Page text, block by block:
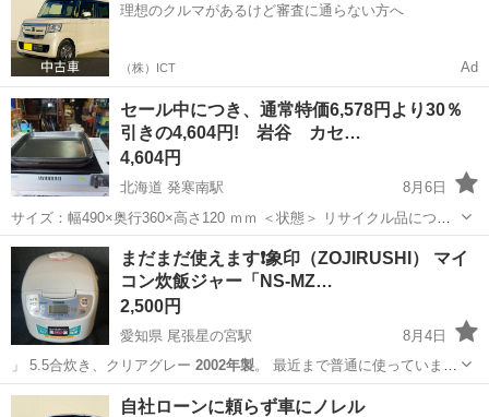
理想のクルマがあるけど審査に通らない方へ
（株）ICT Ad
セール中につき、通常特価6,578円より30％
引きの4,604円! 岩谷 カセ…
4,604円
北海道 発寒南駅
8月6日
サイズ：幅490×奥行360×高さ120 ｍｍ ＜状態＞ リサイクル品につ
き、ヨゴレがございます。 点火確認済みです。 波型プレートにキズ・
加工のハガレ・サビがあります。 ★店頭展示品のです...
北海道 札幌市 発寒南駅 キッチン家電
まだまだ使えます❗️象印（ZOJIRUSHI） マイ
コン炊飯ジャー「NS-MZ…
2,500円
愛知県 尾張星の宮駅
8月4日
」 5.5合炊き、クリアグレー 2002年製。 最近まで普通に使っていまし
た。…
愛知 清須市 尾張星の宮駅 キッチン家電
自社ローンに頼らず車にノレル